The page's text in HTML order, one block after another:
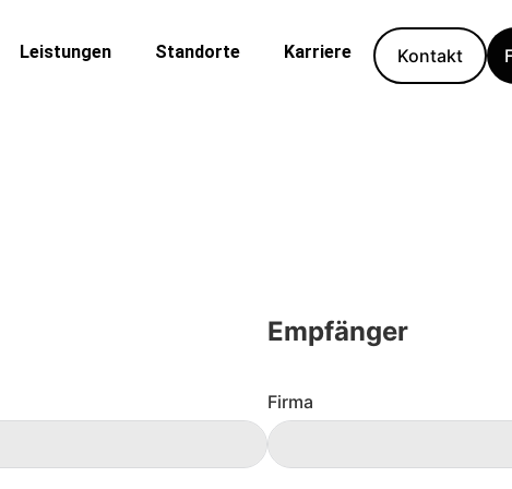
Leistungen Standorte Karriere Kontakt
Empfänger
Firma